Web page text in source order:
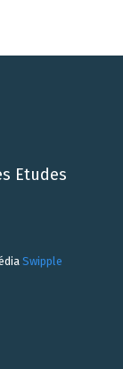
Etudes
Swipple